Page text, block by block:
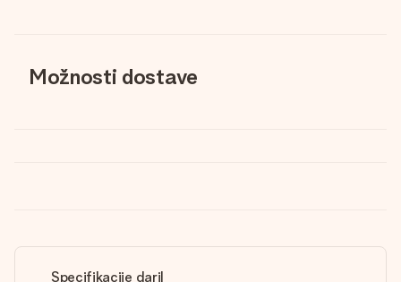
Možnosti dostave
Specifikacije daril